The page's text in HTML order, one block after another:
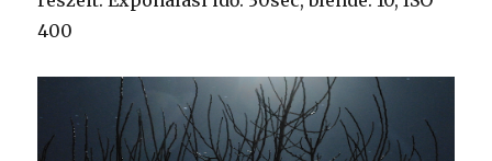
400